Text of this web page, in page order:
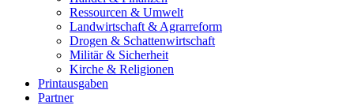
Ressourcen & Umwelt
Landwirtschaft & Agrarreform
Drogen & Schattenwirtschaft
Militär & Sicherheit
Kirche & Religionen
Printausgaben
Partner